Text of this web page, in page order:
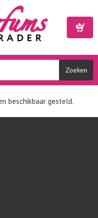
beschikbaar gesteld.